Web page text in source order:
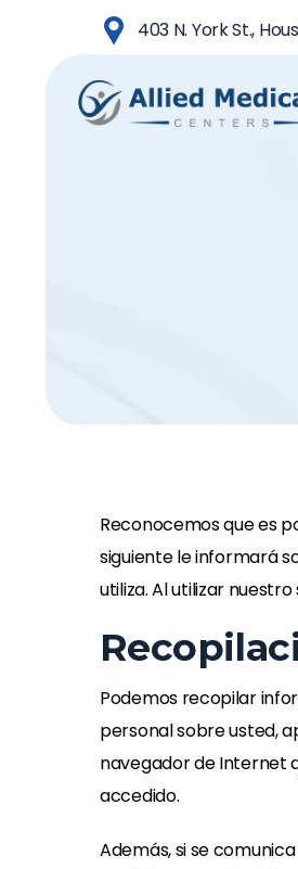
contenido
403 N. York St.,
Reconocemos que es
siguiente le informará
utiliza. Al utilizar
Podemos recopilar
personal sobre usted,
navegador de Internet
accedido.
Además, si se